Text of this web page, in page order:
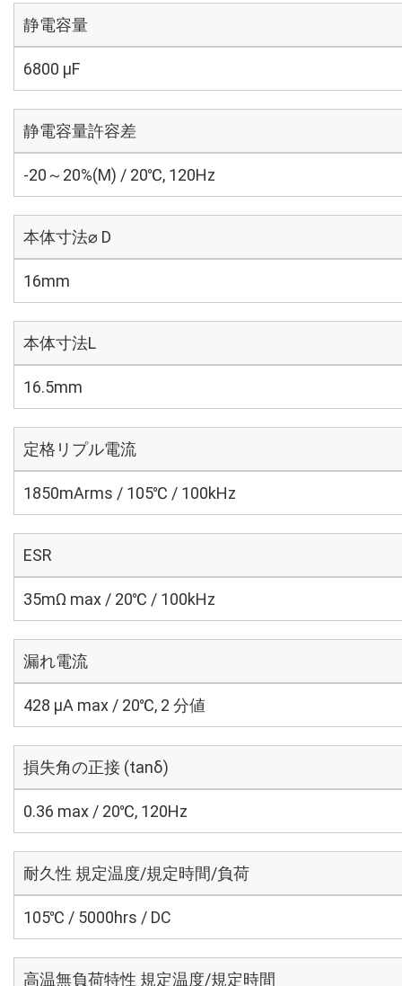
静電容量
6800 µF
静電容量許容差
-20～20%(M) / 20℃, 120Hz
本体寸法⌀ D
16mm
本体寸法L
16.5mm
定格リプル電流
1850mArms / 105℃ / 100kHz
ESR
35mΩ max / 20℃ / 100kHz
漏れ電流
428 μA max / 20℃, 2 分値
損失角の正接 (tanδ)
0.36 max / 20℃, 120Hz
耐久性 規定温度/規定時間/負荷
105℃ / 5000hrs / DC
高温無負荷特性 規定温度/規定時間